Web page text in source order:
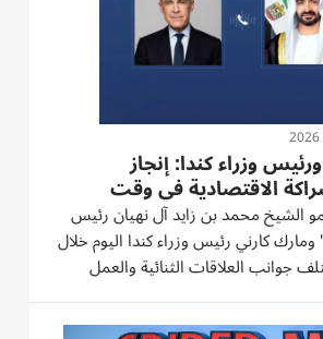
وزراء كندا: إنجاز
الاقتصادية في وقت
محمد بن زايد آل نهيان رئيس
ومارك كارني رئيس وزراء كندا اليوم خلال
جوانب العلاقات الثنائية والعمل
في المجالات الاقتصادية
والتكنولوجيا والذكاء الاصطناعي وغيرها